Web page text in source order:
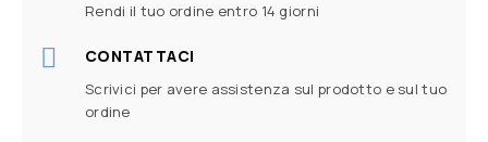
Rendi il tuo ordine entro 14 giorni
CONTATTACI
Scrivici per avere assistenza sul prodotto e sul tuo
ordine